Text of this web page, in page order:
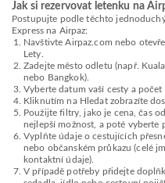
Jak si rezervovat letenku na
Postupujte podle těchto
Express na Airpaz:
Navštivte Airpaz.com nebo
Lety.
Zadejte město odletu (např.
nebo Bangkok).
Vyberte datum vaší cesty a počet
Kliknutím na Hledat zobrazíte
Použijte filtry, jako je cena, čas
nejlepší možnost, a poté vyberte
Vyplňte údaje o cestujících
nebo občanském průkazu (celé
kontaktní údaje).
V případě potřeby přidejte